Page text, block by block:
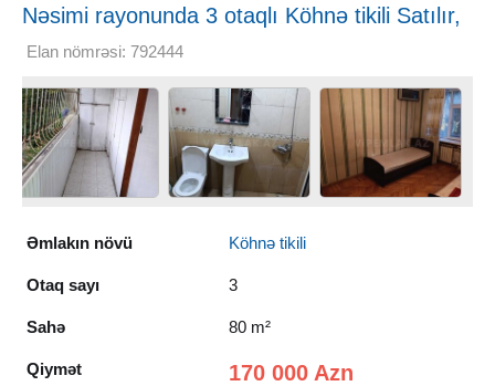
Nəsimi rayonunda 3 otaqlı Köhnə tikili Satılır,
80 m²
Elan nömrəsi: 792444
Əmlakın növü Köhnə tikili
Otaq sayı 3
Sahə 80 m²
Qiymət 170 000 Azn